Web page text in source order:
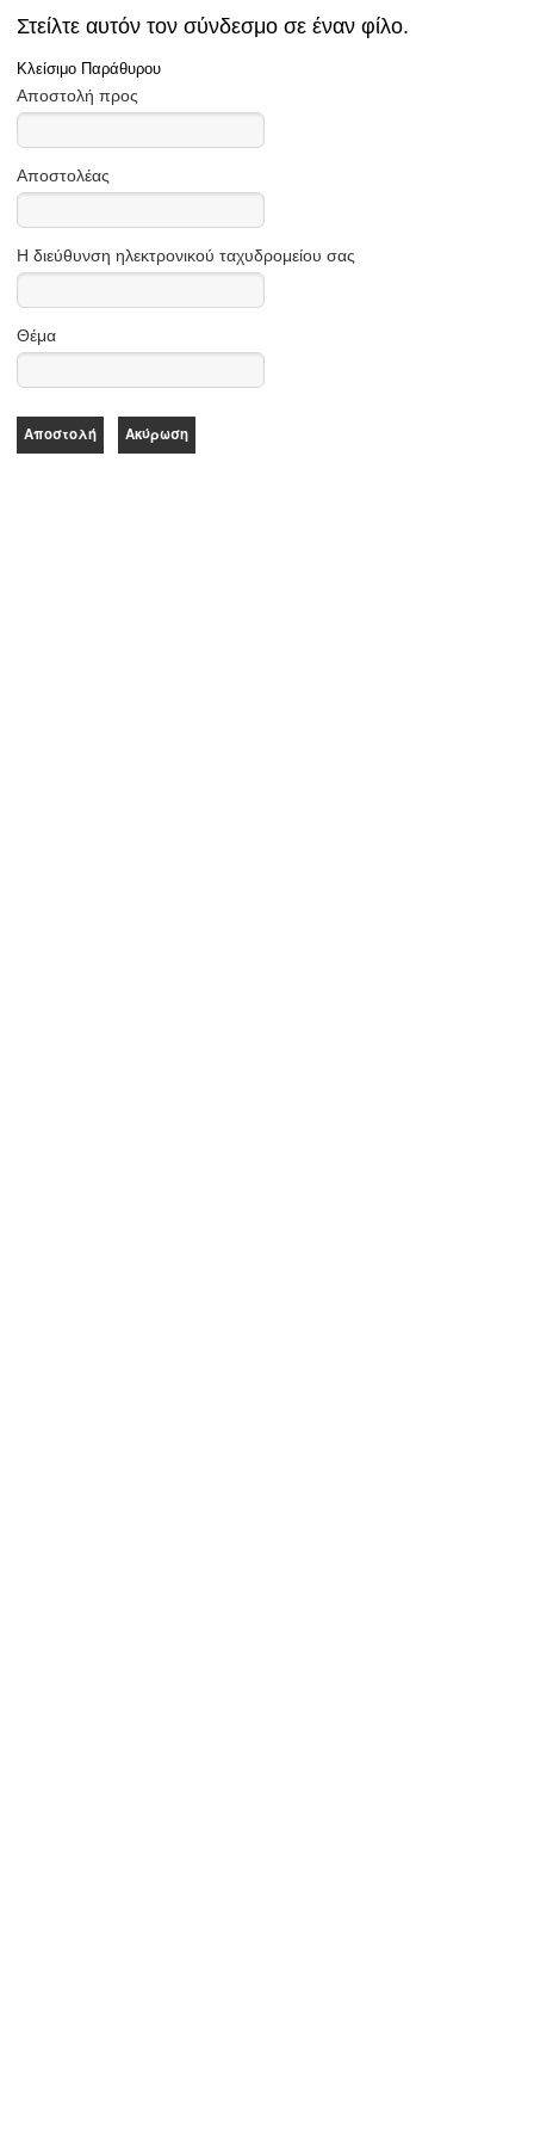
Στείλτε αυτόν τον σύνδεσμο σε έναν φίλο.
Κλείσιμο Παράθυρου
Αποστολή προς
Αποστολέας
Η διεύθυνση ηλεκτρονικού ταχυδρομείου σας
Θέμα
Αποστολή Ακύρωση